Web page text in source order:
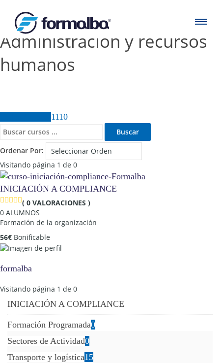
Administración y recursos
humanos
1110
Ordenar Por:
Visitando página 1 de 0
INICIACIÓN A COMPLIANCE
( 0 VALORACIONES )
0 ALUMNOS
Formación de la organización
56€ Bonificable
formalba
Visitando página 1 de 0
INICIACIÓN A COMPLIANCE
Formación Programada0
Sectores de Actividad0
Transporte y logística15